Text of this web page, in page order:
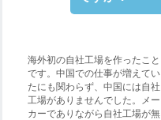
海外初の自社工場を作ったこと
です。中国での仕事が増えてい
たにも関わらず、中国には自社
工場がありませんでした。メー
カーでありながら自社工場が無